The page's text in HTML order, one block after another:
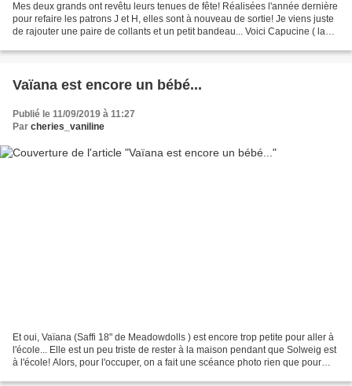
Mes deux grands ont revêtu leurs tenues de fête! Réalisées l'année dernière
pour refaire les patrons J et H, elles sont à nouveau de sortie! Je viens juste
de rajouter une paire de collants et un petit bandeau... Voici Capucine ( la
Vaïana est encore un bébé...
Publié le 11/09/2019 à 11:27
Par cheries_vaniline
Et oui, Vaïana (Saffi 18" de Meadowdolls ) est encore trop petite pour aller à
l'école... Elle est un peu triste de rester à la maison pendant que Solweig est
à l'école! Alors, pour l'occuper, on a fait une scéance photo rien que pour